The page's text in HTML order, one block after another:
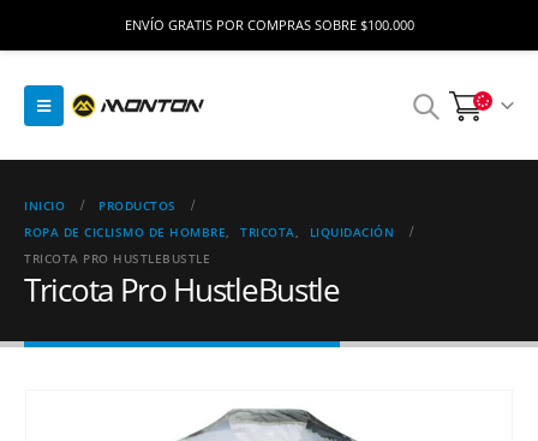
INICIO
PRODUCTOS
ROPA DE CICLISMO DE HOMBRE, TRICOTA,
LIQUIDACIÓN
TRICOTA PRO HUSTLEBUSTLE
Tricota Pro HustleBustle
ENVÍO GRATIS POR COMPRAS SOBRE $100.000